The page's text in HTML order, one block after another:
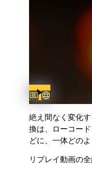
字幕オプション
Captions available
絶え間なく変化
換は、ローコー
どに、一体どの
リプレイ動画の